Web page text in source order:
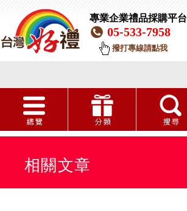
專業企業禮品採購平台
05-533-7958
撥打專線請點我
相關文章